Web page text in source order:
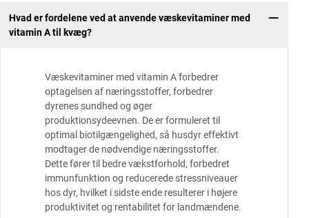
Hvad er fordelene ved at anvende væskevitaminer med
vitamin A til kvæg?
Væskevitaminer med vitamin A forbedrer
optagelsen af næringsstoffer, forbedrer
dyrenes sundhed og øger
produktionsydeevnen. De er formuleret til
optimal biotilgængelighed, så husdyr effektivt
modtager de nødvendige næringsstoffer.
Dette fører til bedre vækstforhold, forbedret
immunfunktion og reducerede stressniveauer
hos dyr, hvilket i sidste ende resulterer i højere
produktivitet og rentabilitet for landmændene.